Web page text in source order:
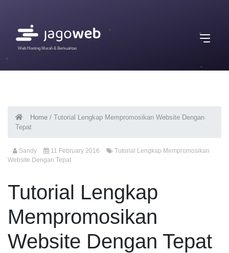
Web Hosting Murah & Berkualitas
Home / Tutorial Lengkap Mempromosikan Website Dengan
Tepat
Sandy 11 February 2016
Tutorial Lengkap Mempromosikan
Website Dengan Tepat
Tutorial Lengkap
Mempromosikan
Website Dengan Tepat